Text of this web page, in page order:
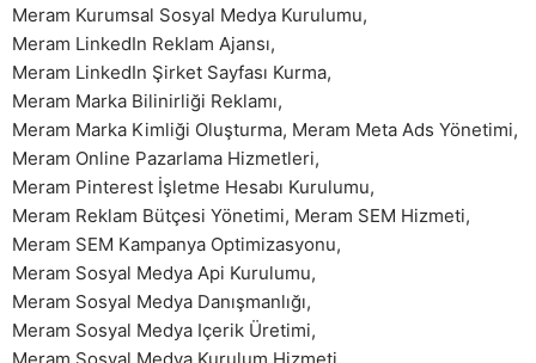
Meram Kurumsal Sosyal Medya Kurulumu,
Meram LinkedIn Reklam Ajansı,
Meram LinkedIn Şirket Sayfası Kurma,
Meram Marka Bilinirliği Reklamı,
Meram Marka Kimliği Oluşturma, Meram Meta Ads Yönetimi,
Meram Online Pazarlama Hizmetleri,
Meram Pinterest İşletme Hesabı Kurulumu,
Meram Reklam Bütçesi Yönetimi, Meram SEM Hizmeti,
Meram SEM Kampanya Optimizasyonu,
Meram Sosyal Medya Api Kurulumu,
Meram Sosyal Medya Danışmanlığı,
Meram Sosyal Medya Içerik Üretimi,